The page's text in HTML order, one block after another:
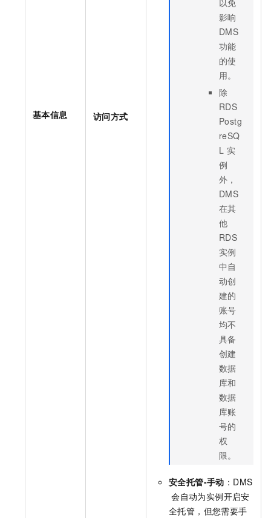
基本信息 访问方式
以免
影响
DMS
功能
的使
用。
除
RDS
Postg
reSQ
L 实
例
外，
DMS
在其
他
RDS
实例
中自
动创
建的
账号
均不
具备
创建
数据
库和
数据
库账
号的
权
限。
安全托管-手动 ：DMS
会自动为实例开启安
全托管，但您需要手